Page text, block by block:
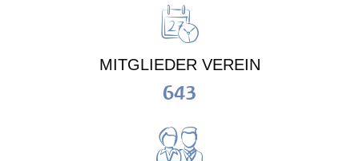
MITGLIEDER VEREIN
643